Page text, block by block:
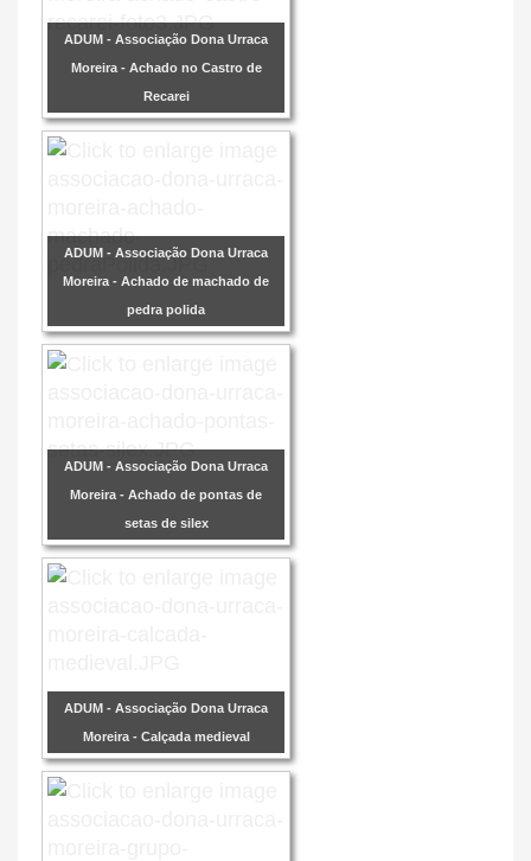
ADUM - Associação Dona Urraca
Moreira - Achado no Castro de
Recarei
ADUM - Associação Dona Urraca
Moreira - Achado de machado de
pedra polida
ADUM - Associação Dona Urraca
Moreira - Achado de pontas de
setas de silex
ADUM - Associação Dona Urraca
Moreira - Calçada medieval